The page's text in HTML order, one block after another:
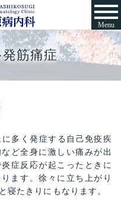
筋痛症
Menu
多く発症する自己免疫疾
ど全身に激しい痛みが出
症反応が起こったときに
ます。徐々に立ち上がり
寝たきりにもなります。